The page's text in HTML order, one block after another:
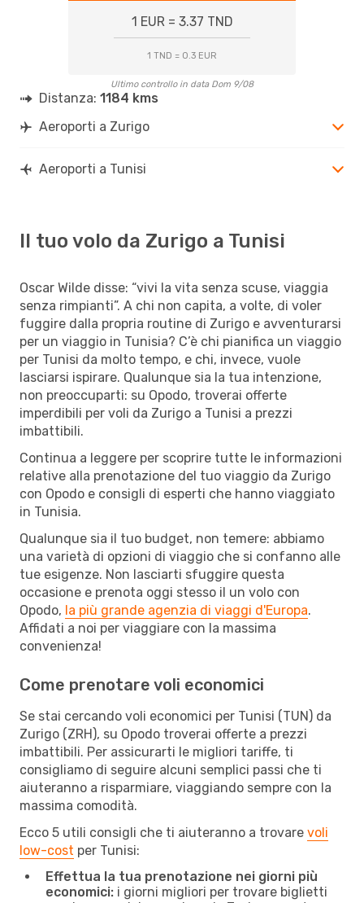
1 EUR = 3.37 TND
1 TND = 0.3 EUR
Ultimo controllo in data Dom 9/08
Distanza: 1184 kms
Aeroporti a Zurigo
Aeroporti a Tunisi
Il tuo volo da Zurigo a Tunisi
Oscar Wilde disse: “vivi la vita senza scuse, viaggia
senza rimpianti”. A chi non capita, a volte, di voler
fuggire dalla propria routine di Zurigo e avventurarsi
per un viaggio in Tunisia? C’è chi pianifica un viaggio
per Tunisi da molto tempo, e chi, invece, vuole
lasciarsi ispirare. Qualunque sia la tua intenzione,
non preoccuparti: su Opodo, troverai offerte
imperdibili per voli da Zurigo a Tunisi a prezzi
imbattibili.
Continua a leggere per scoprire tutte le informazioni
relative alla prenotazione del tuo viaggio da Zurigo
con Opodo e consigli di esperti che hanno viaggiato
in Tunisia.
Qualunque sia il tuo budget, non temere: abbiamo
una varietà di opzioni di viaggio che si confanno alle
tue esigenze. Non lasciarti sfuggire questa
occasione e prenota oggi stesso il un volo con
Opodo, la più grande agenzia di viaggi d'Europa.
Affidati a noi per viaggiare con la massima
convenienza!
Come prenotare voli economici
Se stai cercando voli economici per Tunisi (TUN) da
Zurigo (ZRH), su Opodo troverai offerte a prezzi
imbattibili. Per assicurarti le migliori tariffe, ti
consigliamo di seguire alcuni semplici passi che ti
aiuteranno a risparmiare, viaggiando sempre con la
massima comodità.
Ecco 5 utili consigli che ti aiuteranno a trovare voli
low-cost per Tunisi:
Effettua la tua prenotazione nei giorni più
economici: i giorni migliori per trovare biglietti